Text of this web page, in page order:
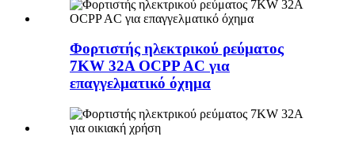
Φορτιστής ηλεκτρικού ρεύματος
7KW 32A OCPP AC για
επαγγελματικό όχημα